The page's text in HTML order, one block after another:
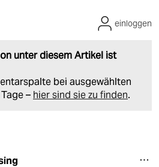
unter diesem Artikel ist
bei ausgewählten
– hier sind sie zu finden.
einloggen